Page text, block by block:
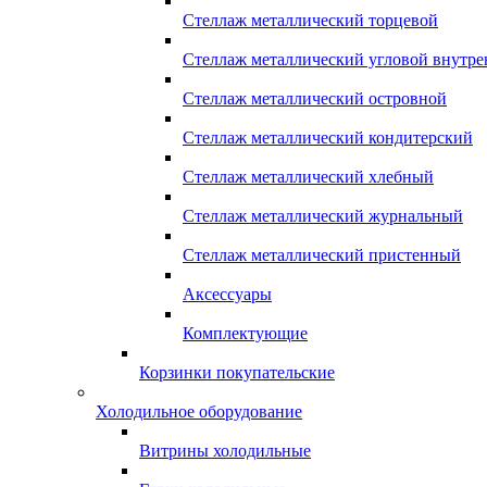
Стеллаж металлический торцевой
Стеллаж металлический угловой
Стеллаж металлический островной
Стеллаж металлический кондитерский
Стеллаж металлический хлебный
Стеллаж металлический журнальный
Стеллаж металлический пристенный
Аксессуары
Комплектующие
Корзинки покупательские
Холодильное оборудование
Витрины холодильные